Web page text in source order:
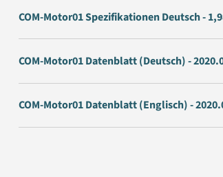
COM-Motor01 Spezifikationen Deutsch -
COM-Motor01 Datenblatt (Deutsch) -
COM-Motor01 Datenblatt (Englisch) -